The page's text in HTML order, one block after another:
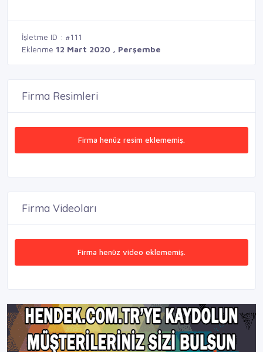
İşletme ID : #111
Eklenme 12 Mart 2020 , Perşembe
Firma Resimleri
Firma henüz resim eklememiş.
Firma Videoları
Firma henüz video eklememiş.